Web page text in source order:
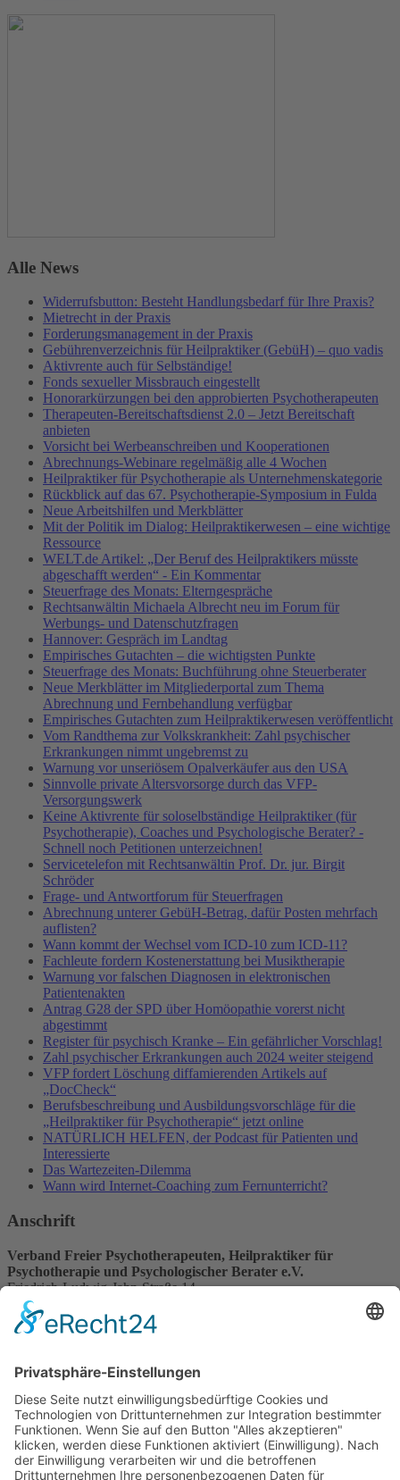
Alle News
Widerrufsbutton: Besteht Handlungsbedarf für Ihre Praxis?
Mietrecht in der Praxis
Forderungsmanagement in der Praxis
Gebührenverzeichnis für Heilpraktiker (GebüH) – quo vadis
Aktivrente auch für Selbständige!
Fonds sexueller Missbrauch eingestellt
Honorarkürzungen bei den approbierten Psychotherapeuten
Therapeuten-Bereitschaftsdienst 2.0 – Jetzt Bereitschaft
anbieten
Vorsicht bei Werbeanschreiben und Kooperationen
Abrechnungs-Webinare regelmäßig alle 4 Wochen
Heilpraktiker für Psychotherapie als Unternehmenskategorie
Rückblick auf das 67. Psychotherapie-Symposium in Fulda
Neue Arbeitshilfen und Merkblätter
Mit der Politik im Dialog: Heilpraktikerwesen – eine wichtige
Ressource
WELT.de Artikel: „Der Beruf des Heilpraktikers müsste
abgeschafft werden“ - Ein Kommentar
Steuerfrage des Monats: Elterngespräche
Rechtsanwältin Michaela Albrecht neu im Forum für
Werbungs- und Datenschutzfragen
Hannover: Gespräch im Landtag
Empirisches Gutachten – die wichtigsten Punkte
Steuerfrage des Monats: Buchführung ohne Steuerberater
Neue Merkblätter im Mitgliederportal zum Thema
Abrechnung und Fernbehandlung verfügbar
Empirisches Gutachten zum Heilpraktikerwesen veröffentlicht
Vom Randthema zur Volkskrankheit: Zahl psychischer
Erkrankungen nimmt ungebremst zu
Warnung vor unseriösem Opalverkäufer aus den USA
Sinnvolle private Altersvorsorge durch das VFP-
Versorgungswerk
Keine Aktivrente für soloselbständige Heilpraktiker (für
Psychotherapie), Coaches und Psychologische Berater? -
Schnell noch Petitionen unterzeichnen!
Servicetelefon mit Rechtsanwältin Prof. Dr. jur. Birgit
Schröder
Frage- und Antwortforum für Steuerfragen
Abrechnung unterer GebüH-Betrag, dafür Posten mehrfach
auflisten?
Wann kommt der Wechsel vom ICD-10 zum ICD-11?
Fachleute fordern Kostenerstattung bei Musiktherapie
Warnung vor falschen Diagnosen in elektronischen
Patientenakten
Antrag G28 der SPD über Homöopathie vorerst nicht
abgestimmt
Register für psychisch Kranke – Ein gefährlicher Vorschlag!
Zahl psychischer Erkrankungen auch 2024 weiter steigend
VFP fordert Löschung diffamierenden Artikels auf
„DocCheck“
Berufsbeschreibung und Ausbildungsvorschläge für die
„Heilpraktiker für Psychotherapie“ jetzt online
NATÜRLICH HELFEN, der Podcast für Patienten und
Interessierte
Das Wartezeiten-Dilemma
Wann wird Internet-Coaching zum Fernunterricht?
Anschrift
Verband Freier Psychotherapeuten, Heilpraktiker für
Psychotherapie und Psychologischer Berater e.V.
Friedrich-Ludwig-Jahn-Straße 14
31582 Nienburg/Weser
Service-Team
05021-8650320
Diese E-Mail-Adresse ist vor Spambots geschützt! Zur Anzeige
muss JavaScript eingeschaltet sein.
Wir sind Mitglied